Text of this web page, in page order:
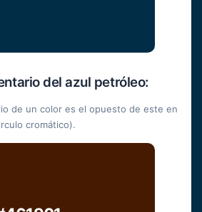
del azul petróleo:
de un color es el opuesto de este en
cromático).